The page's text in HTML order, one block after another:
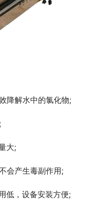
降解水中的氯化物;
大;
会产生毒副作用;
低，设备安装方便;